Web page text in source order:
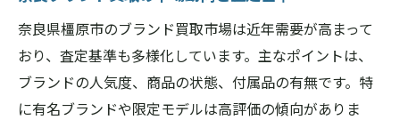
奈良県橿原市のブランド買取市場は近年需要が高まって
おり、査定基準も多様化しています。主なポイントは、
ブランドの人気度、商品の状態、付属品の有無です。特
に有名ブランドや限定モデルは高評価の傾向がありま